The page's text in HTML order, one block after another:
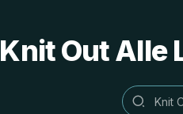
Knit Out Alle